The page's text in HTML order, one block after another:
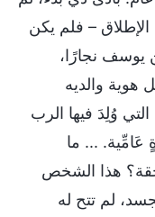
– فلم يكن
يوسف نجارًا،
هوية والديه
التي وُلِدَ فيها الرب
عَامِّية. ... ما
هذا الشخص
لم تتح له